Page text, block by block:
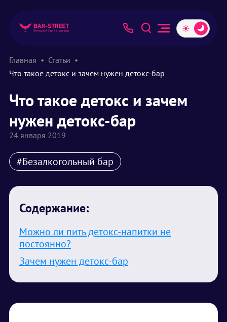
Главная
Статьи
Что такое детокс и зачем нужен детокс-бар
Что такое детокс и зачем
нужен детокс-бар
24 января 2019
#Безалкогольный бар
Содержание:
Можно ли пить детокс-напитки не
постоянно?
Зачем нужен детокс-бар